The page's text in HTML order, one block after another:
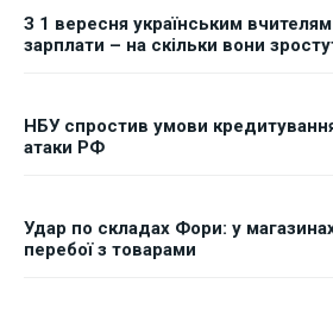
З 1 вересня українським
зарплати – на скільки вони
НБУ спростив умови
атаки РФ
Удар по складах Фори: у
перебої з товарами